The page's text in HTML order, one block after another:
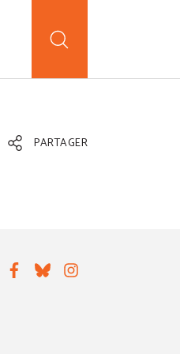
PARTAGER
FacebookBlueskyInstagram